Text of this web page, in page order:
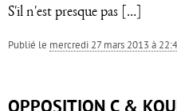
S'il n'est presque pas
[…]
Publié le mercredi 27 mars 2013 à